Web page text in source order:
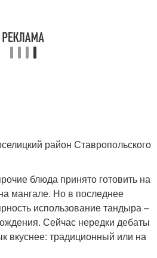
район Ставропольского
блюда принято готовить на
мангале. Но в последнее
использование тандыра –
Сейчас нередки дебаты
вкуснее: традиционный или на